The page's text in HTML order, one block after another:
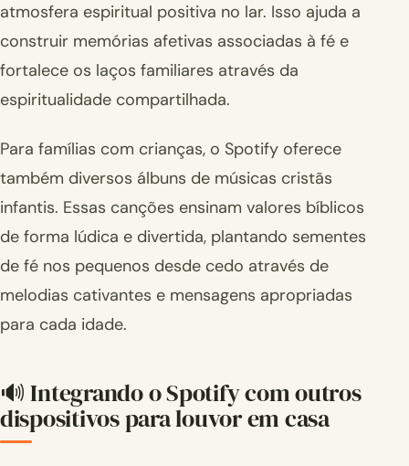
atmosfera espiritual positiva no lar. Isso ajuda a
construir memórias afetivas associadas à fé e
fortalece os laços familiares através da
espiritualidade compartilhada.
Para famílias com crianças, o Spotify oferece
também diversos álbuns de músicas cristãs
infantis. Essas canções ensinam valores bíblicos
de forma lúdica e divertida, plantando sementes
de fé nos pequenos desde cedo através de
melodias cativantes e mensagens apropriadas
para cada idade.
🔊 Integrando o Spotify com outros
dispositivos para louvor em casa